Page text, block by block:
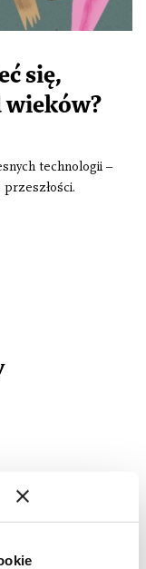
się,
wieków?
technologii –